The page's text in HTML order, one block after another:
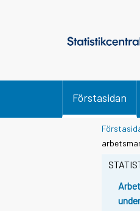
Förstasidan